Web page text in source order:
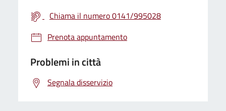
Chiama il numero 0141/995028
Prenota appuntamento
Problemi in città
Segnala disservizio